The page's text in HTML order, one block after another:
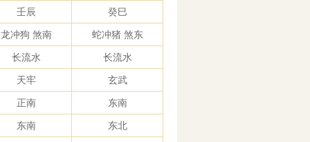
壬辰 癸巳
龙冲狗 煞南 蛇冲猪 煞东
长流水 长流水
天牢 玄武
正南 东南
东南 东北